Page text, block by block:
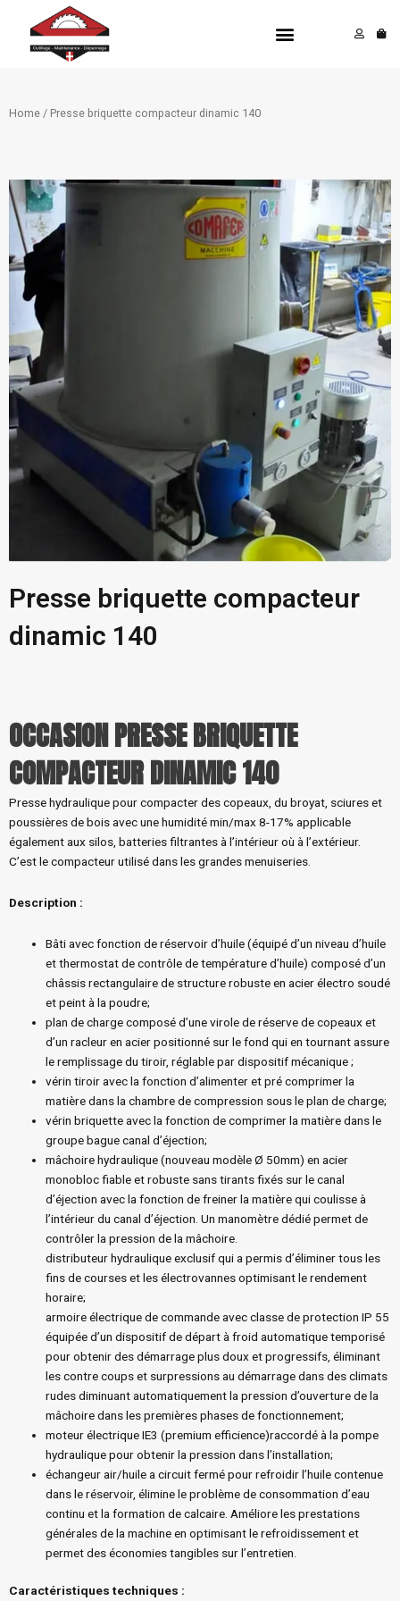
contenu
Menu
Home / Presse briquette compacteur dinamic 140
Presse briquette compacteur
dinamic 140
OCCASION PRESSE BRIQUETTE
COMPACTEUR DINAMIC 140
Presse hydraulique pour compacter des copeaux, du broyat, sciures et
poussières de bois avec une humidité min/max 8-17% applicable
également aux silos, batteries filtrantes à l’intérieur où à l’extérieur.
C’est le compacteur utilisé dans les grandes menuiseries.
Description :
Bâti avec fonction de réservoir d’huile (équipé d’un niveau d’huile
et thermostat de contrôle de température d’huile) composé d’un
châssis rectangulaire de structure robuste en acier électro soudé
et peint à la poudre;
plan de charge composé d’une virole de réserve de copeaux et
d’un racleur en acier positionné sur le fond qui en tournant assure
le remplissage du tiroir, réglable par dispositif mécanique ;
vérin tiroir avec la fonction d’alimenter et pré comprimer la
matière dans la chambre de compression sous le plan de charge;
vérin briquette avec la fonction de comprimer la matière dans le
groupe bague canal d’éjection;
mâchoire hydraulique (nouveau modèle Ø 50mm) en acier
monobloc fiable et robuste sans tirants fixés sur le canal
d’éjection avec la fonction de freiner la matière qui coulisse à
l’intérieur du canal d’éjection. Un manomètre dédié permet de
contrôler la pression de la mâchoire.
distributeur hydraulique exclusif qui a permis d’éliminer tous les
fins de courses et les électrovannes optimisant le rendement
horaire;
armoire électrique de commande avec classe de protection IP 55
équipée d’un dispositif de départ à froid automatique temporisé
pour obtenir des démarrage plus doux et progressifs, éliminant
les contre coups et surpressions au démarrage dans des climats
rudes diminuant automatiquement la pression d’ouverture de la
mâchoire dans les premières phases de fonctionnement;
moteur électrique IE3 (premium efficience)raccordé à la pompe
hydraulique pour obtenir la pression dans l’installation;
échangeur air/huile a circuit fermé pour refroidir l’huile contenue
dans le réservoir, élimine le problème de consommation d’eau
continu et la formation de calcaire. Améliore les prestations
générales de la machine en optimisant le refroidissement et
permet des économies tangibles sur l’entretien.
Caractéristiques techniques :